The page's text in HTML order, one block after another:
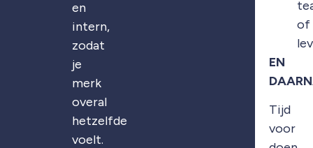
en
intern,
zodat
je
merk
overal
hetzelfde
voelt.
of
EN
Tijd
voor